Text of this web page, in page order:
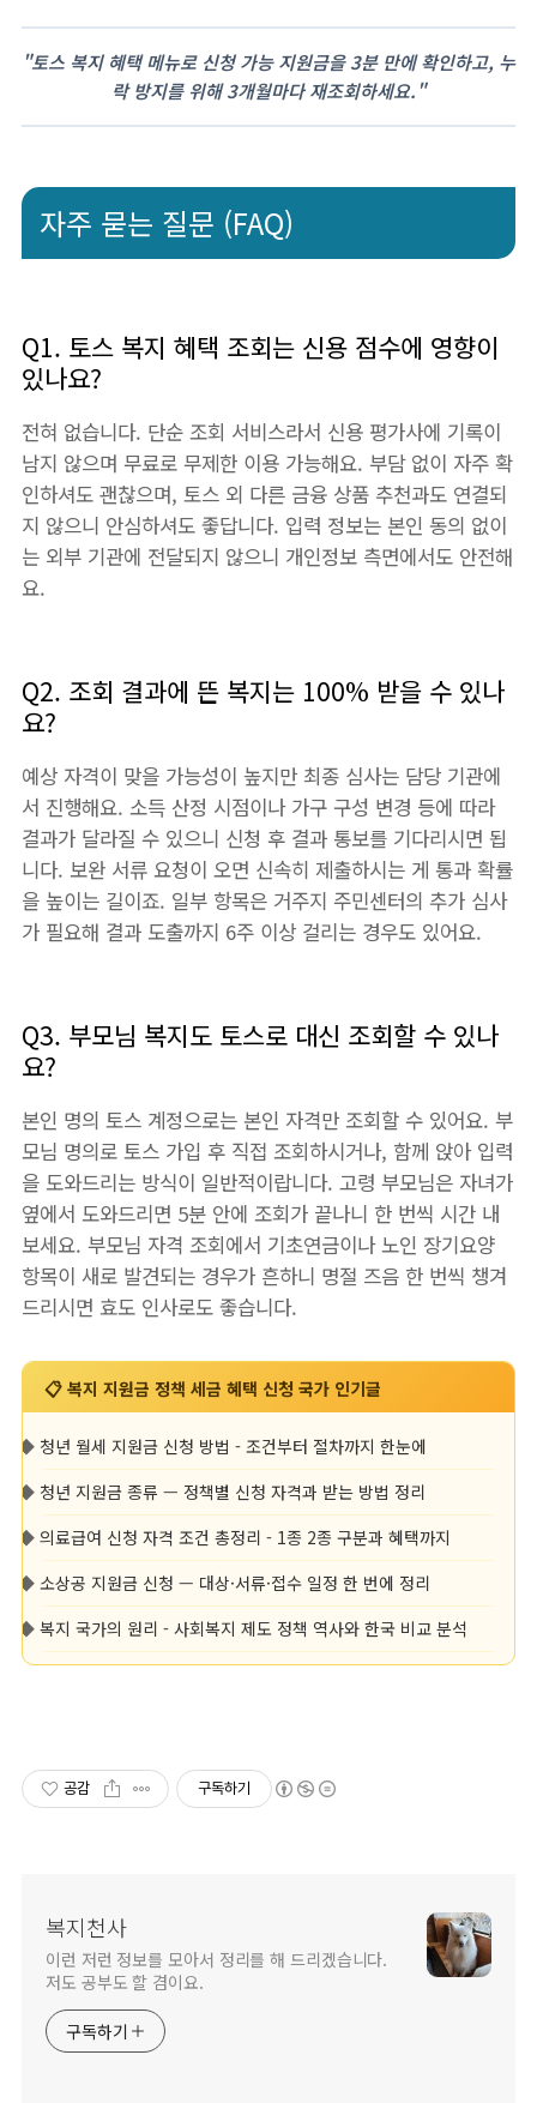
"토스 복지 혜택 메뉴로 신청 가능 지원금을 3분 만에 확인하고, 누
락 방지를 위해 3개월마다 재조회하세요."
자주 묻는 질문 (FAQ)
Q1. 토스 복지 혜택 조회는 신용 점수에 영향이
있나요?
전혀 없습니다. 단순 조회 서비스라서 신용 평가사에 기록이
남지 않으며 무료로 무제한 이용 가능해요. 부담 없이 자주 확
인하셔도 괜찮으며, 토스 외 다른 금융 상품 추천과도 연결되
지 않으니 안심하셔도 좋답니다. 입력 정보는 본인 동의 없이
는 외부 기관에 전달되지 않으니 개인정보 측면에서도 안전해
요.
Q2. 조회 결과에 뜬 복지는 100% 받을 수 있나
요?
예상 자격이 맞을 가능성이 높지만 최종 심사는 담당 기관에
서 진행해요. 소득 산정 시점이나 가구 구성 변경 등에 따라
결과가 달라질 수 있으니 신청 후 결과 통보를 기다리시면 됩
니다. 보완 서류 요청이 오면 신속히 제출하시는 게 통과 확률
을 높이는 길이죠. 일부 항목은 거주지 주민센터의 추가 심사
가 필요해 결과 도출까지 6주 이상 걸리는 경우도 있어요.
Q3. 부모님 복지도 토스로 대신 조회할 수 있나
요?
본인 명의 토스 계정으로는 본인 자격만 조회할 수 있어요. 부
모님 명의로 토스 가입 후 직접 조회하시거나, 함께 앉아 입력
을 도와드리는 방식이 일반적이랍니다. 고령 부모님은 자녀가
옆에서 도와드리면 5분 안에 조회가 끝나니 한 번씩 시간 내
보세요. 부모님 자격 조회에서 기초연금이나 노인 장기요양
항목이 새로 발견되는 경우가 흔하니 명절 즈음 한 번씩 챙겨
드리시면 효도 인사로도 좋습니다.
📋 복지 지원금 정책 세금 혜택 신청 국가 인기글
◆ 청년 월세 지원금 신청 방법 - 조건부터 절차까지 한눈에
◆ 청년 지원금 종류 — 정책별 신청 자격과 받는 방법 정리
◆ 의료급여 신청 자격 조건 총정리 - 1종 2종 구분과 혜택까지
◆ 소상공 지원금 신청 — 대상·서류·접수 일정 한 번에 정리
◆ 복지 국가의 원리 - 사회복지 제도 정책 역사와 한국 비교 분석
공감 구독하기
복지천사
이런 저런 정보를 모아서 정리를 해 드리겠습니다.
저도 공부도 할 겸이요.
구독하기